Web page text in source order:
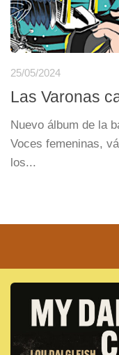
25/05/2024
Las Varonas
Nuevo álbum de la
Voces femeninas,
los...